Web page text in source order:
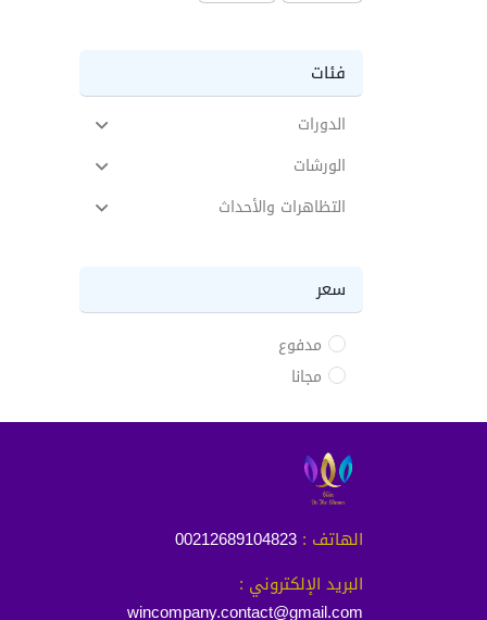
فئات
الدورات
الورشات
التظاهرات والأحداث
سعر
مدفوع
مجانا
الهاتف : 00212689104823
البريد الإلكتروني :
wincompany.contact@gmail.com